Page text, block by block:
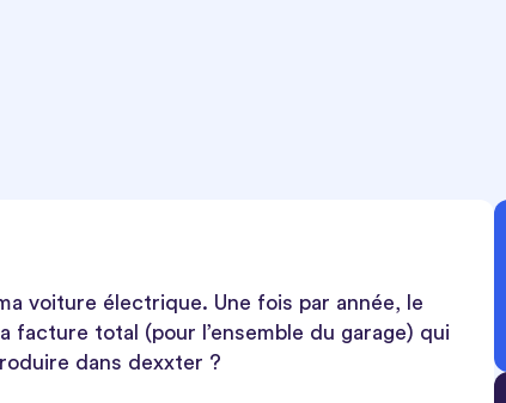
voiture électrique. Une fois par année, le
total (pour l’ensemble du garage) qui
dans dexxter ?